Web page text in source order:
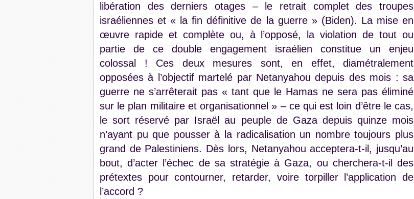
libération des derniers otages – le retrait complet des troupes
israéliennes et « la fin définitive de la guerre » (Biden). La mise en
œuvre rapide et complète ou, à l’opposé, la violation de tout ou
partie de ce double engagement israélien constitue un enjeu
colossal ! Ces deux mesures sont, en effet, diamétralement
opposées à l’objectif martelé par Netanyahou depuis des mois : sa
guerre ne s’arrêterait pas « tant que le Hamas ne sera pas éliminé
sur le plan militaire et organisationnel » – ce qui est loin d’être le cas,
le sort réservé par Israël au peuple de Gaza depuis quinze mois
n’ayant pu que pousser à la radicalisation un nombre toujours plus
grand de Palestiniens. Dès lors, Netanyahou acceptera-t-il, jusqu’au
bout, d’acter l’échec de sa stratégie à Gaza, ou cherchera-t-il des
prétextes pour contourner, retarder, voire torpiller l’application de
l’accord ?